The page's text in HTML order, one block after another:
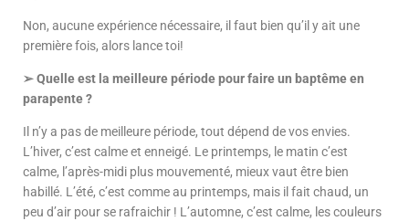
Non, aucune expérience nécessaire, il faut bien qu’il y ait une
première fois, alors lance toi!
➢ Quelle est la meilleure période pour faire un baptême en
parapente ?
Il n’y a pas de meilleure période, tout dépend de vos envies.
L’hiver, c’est calme et enneigé. Le printemps, le matin c’est
calme, l’après-midi plus mouvementé, mieux vaut être bien
habillé. L’été, c’est comme au printemps, mais il fait chaud, un
peu d’air pour se rafraichir ! L’automne, c’est calme, les couleurs